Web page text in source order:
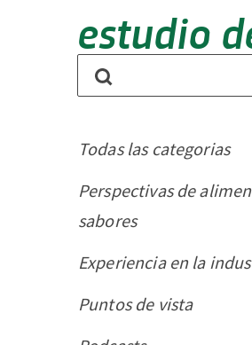
estudio
Todas las categorias
Perspectivas de
sabores
Experiencia en la
Puntos de vista